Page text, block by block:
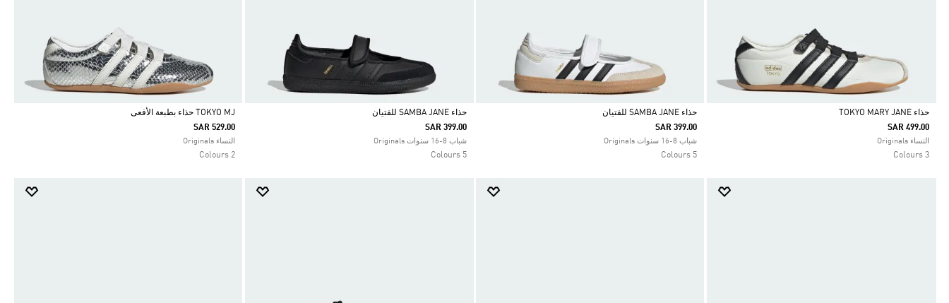
Selected
حذاء TOKYO MARY JANE
SAR 499.00
النساء Originals
3 Colours
Selected
حذاء SAMBA JANE للفتيان
SAR 399.00
شباب 8-16 سنوات Originals
5 Colours
Selected
حذاء SAMBA JANE للفتيان
SAR 399.00
شباب 8-16 سنوات Originals
5 Colours
Selected
TOKYO MJ حذاء بطبعة الأفعى
SAR 529.00
النساء Originals
2 Colours